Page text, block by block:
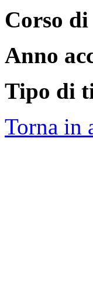
Corso
Anno
Tipo di
Torna in